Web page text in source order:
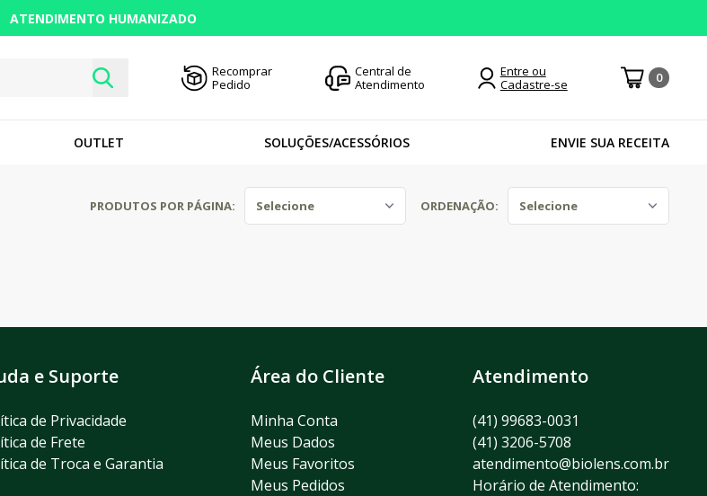
ATENDIMENTO HUMANIZADO
Recomprar
Pedido
Central de
Atendimento
Entre ou
Cadastre-se
0
OUTLET SOLUÇÕES/ACESSÓRIOS ENVIE SUA RECEITA
PRODUTOS POR PÁGINA: ORDENAÇÃO:
e Suporte
de Privacidade
de Frete
de Troca e Garantia
Área do Cliente
Minha Conta
Meus Dados
Meus Favoritos
Meus Pedidos
Atendimento
(41) 99683-0031
(41) 3206-5708
atendimento@biolens.com.br
Horário de Atendimento: